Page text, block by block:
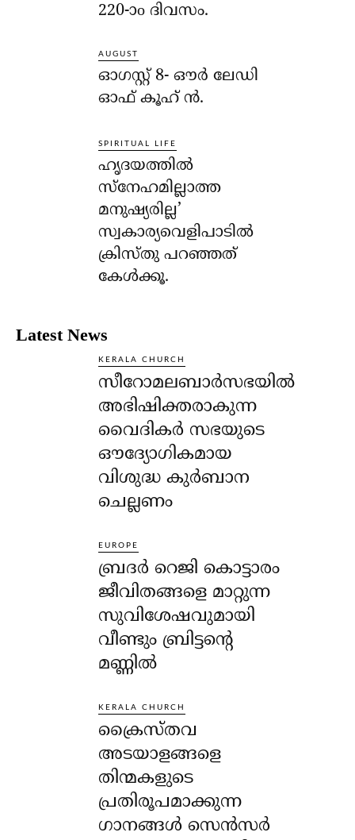
220-ാo ദിവസം.
AUGUST
ഓഗസ്റ്റ് 8- ഔര്‍ ലേഡി
ഓഫ് കൂഹ് ന്‍.
SPIRITUAL LIFE
ഹൃദയത്തില്‍
സ്‌നേഹമില്ലാത്ത
മനുഷ്യരില്ല’
സ്വകാര്യവെളിപാടില്‍
ക്രിസ്തു പറഞ്ഞത്
കേള്‍ക്കൂ.
Latest News
KERALA CHURCH
സീറോമലബാർസഭയിൽ
അഭിഷിക്തരാകുന്ന
വൈദികർ സഭയുടെ
ഔദ്യോഗികമായ
വിശുദ്ധ കുർബാന
ചെല്ലണം
EUROPE
ബ്രദർ റെജി കൊട്ടാരം
ജീവിതങ്ങളെ മാറ്റുന്ന
സുവിശേഷവുമായി
വീണ്ടും ബ്രിട്ടന്റെ
മണ്ണിൽ
KERALA CHURCH
ക്രൈസ്തവ
അടയാളങ്ങളെ
തിന്മകളുടെ
പ്രതിരൂപമാക്കുന്ന
ഗാനങ്ങൾ സെൻസർ